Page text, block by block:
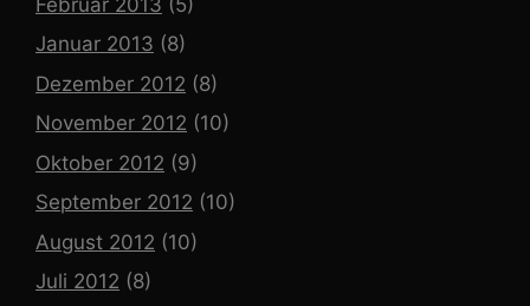
Januar 2013 (8)
Dezember 2012 (8)
November 2012 (10)
Oktober 2012 (9)
September 2012 (10)
August 2012 (10)
Juli 2012 (8)